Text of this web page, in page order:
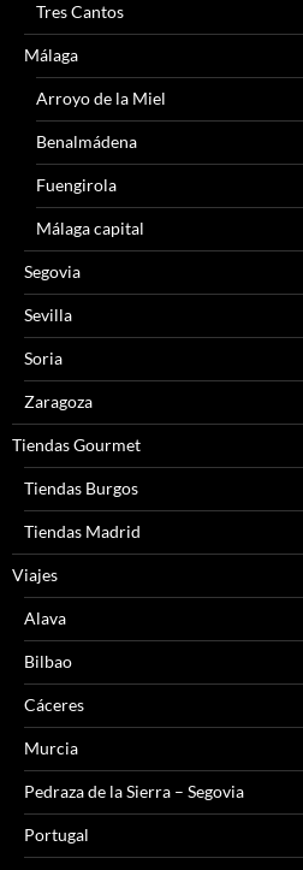
Tres Cantos
Málaga
Arroyo de la Miel
Benalmádena
Fuengirola
Málaga capital
Segovia
Sevilla
Soria
Zaragoza
Tiendas Gourmet
Tiendas Burgos
Tiendas Madrid
Viajes
Alava
Bilbao
Cáceres
Murcia
Pedraza de la Sierra – Segovia
Portugal